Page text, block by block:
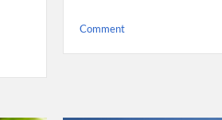
Commenton
anuncia